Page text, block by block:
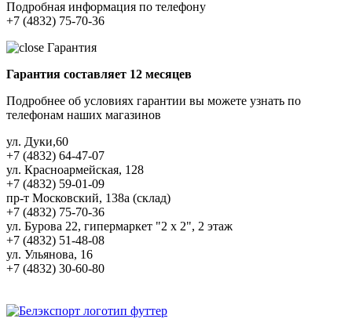
Подробная информация по телефону
+7 (4832) 75-70-36
Гарантия
Гарантия составляет 12 месяцев
Подробнее об условиях гарантии вы можете узнать по
телефонам наших магазинов
ул. Дуки,60
+7 (4832) 64-47-07
ул. Красноармейская, 128
+7 (4832) 59-01-09
пр-т Московский, 138а (склад)
+7 (4832) 75-70-36
ул. Бурова 22, гипермаркет "2 х 2", 2 этаж
+7 (4832) 51-48-08
ул. Ульянова, 16
+7 (4832) 30-60-80